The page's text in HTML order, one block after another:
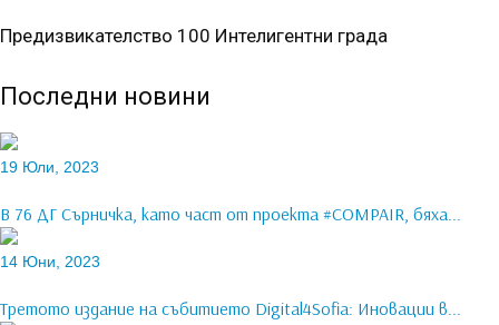
Предизвикателство 100 Интелигентни града
Последни новини
19 Юли, 2023
В 76 ДГ Сърничка, като част от проекта #COMPAIR, бяха...
14 Юни, 2023
Третото издание на събитието Digital4Sofia: Иновации в...